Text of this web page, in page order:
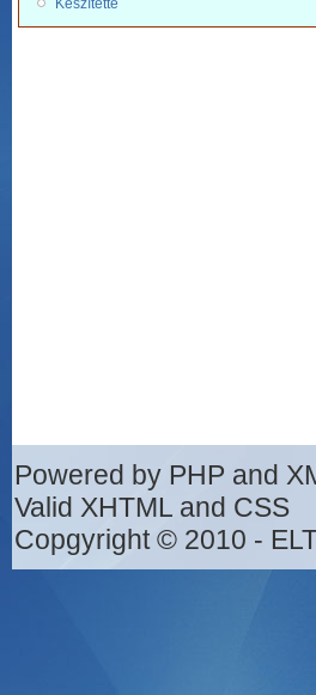
Készítette
Powered by PHP and
Valid XHTML and CSS
Copgyright © 2010 -